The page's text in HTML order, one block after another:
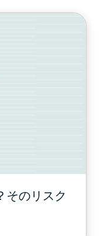
そのリスク